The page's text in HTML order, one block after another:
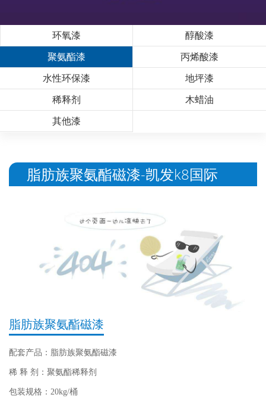
环氧漆 醇酸漆
聚氨酯漆 丙烯酸漆
水性环保漆 地坪漆
稀释剂 木蜡油
其他漆
脂肪族聚氨酯磁漆-凯发k8国际
脂肪族聚氨酯磁漆
配套产品：脂肪族聚氨酯磁漆
稀 释 剂：聚氨酯稀释剂
包装规格：20kg/桶